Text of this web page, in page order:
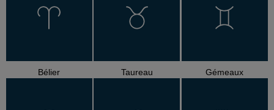
Bélier Taureau Gémeaux